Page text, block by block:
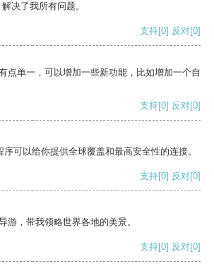
决了我所有问题。
支持[0] 反对[0]
点单一，可以增加一些新功能，比如增加一个自
支持[0] 反对[0]
可以给你提供全球覆盖和最高安全性的连接。
支持[0] 反对[0]
游，带我领略世界各地的美景。
支持[0] 反对[0]